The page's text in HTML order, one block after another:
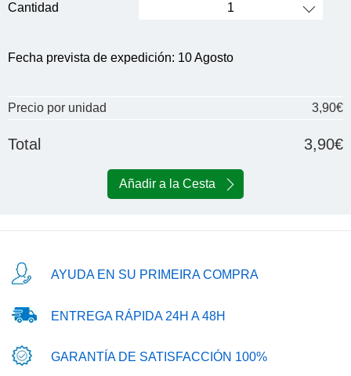
Cantidad
Fecha prevista de expedición: 10 Agosto
Precio por unidad 3,90€
Total 3,90€
Añadir a la Cesta
AYUDA EN SU PRIMEIRA COMPRA
ENTREGA RÁPIDA 24H A 48H
GARANTÍA DE SATISFACCIÓN 100%